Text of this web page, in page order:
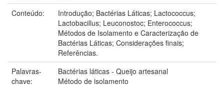
Conteúdo:
Introdução; Bactérias Láticas; Lactococcus;
Lactobacillus; Leuconostoc; Enterococcus;
Métodos de Isolamento e Caracterização de
Bactérias Láticas; Considerações finais;
Referências.
Palavras-
chave:
Bactérias láticas - Queijo artesanal
Método de isolamento